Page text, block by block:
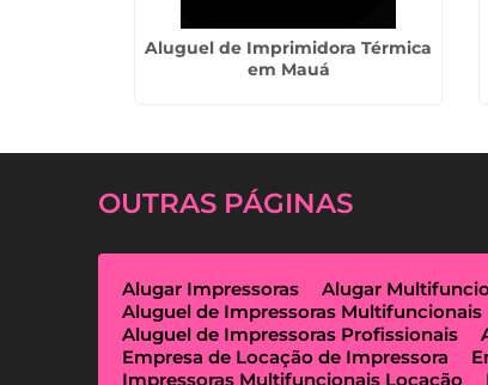
Aluguel de Imprimidora Térmica
em Mauá
OUTRAS PÁGINAS
Alugar Impressoras Alugar
Aluguel de Impressoras Multifuncionais
Aluguel de Impressoras Profissionais
Empresa de Locação de Impressora
Impressoras Multifuncionais Locação